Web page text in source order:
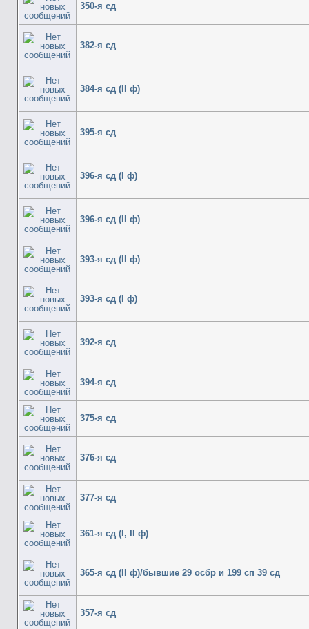
350-я сд
382-я сд
384-я сд (II ф)
395-я сд
396-я сд (I ф)
396-я сд (II ф)
393-я сд (II ф)
393-я сд (I ф)
392-я сд
394-я сд
375-я сд
376-я сд
377-я сд
361-я сд (I, II ф)
365-я сд (II ф)/бывшие 29 осбр и 199 сп 39 сд
357-я сд